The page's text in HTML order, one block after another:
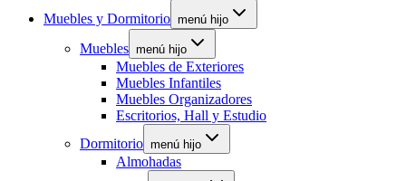
Muebles y Dormitorio menú hijo
Muebles menú hijo
Muebles de Exteriores
Muebles Infantiles
Muebles Organizadores
Escritorios, Hall y Estudio
Dormitorio menú hijo
Almohadas